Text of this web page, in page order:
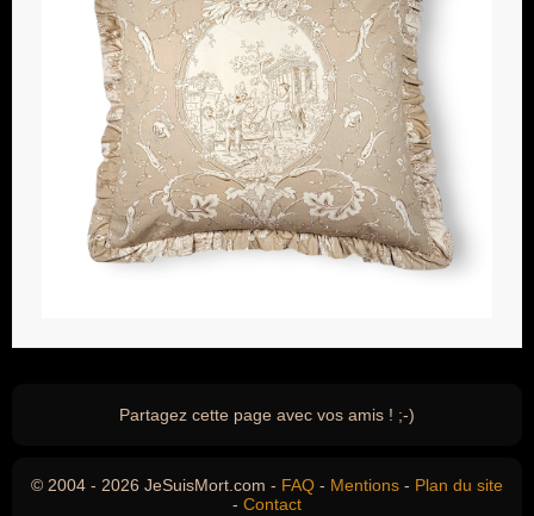
Partagez cette page avec vos amis ! ;-)
© 2004 - 2026 JeSuisMort.com - FAQ - Mentions - Plan du site
- Contact